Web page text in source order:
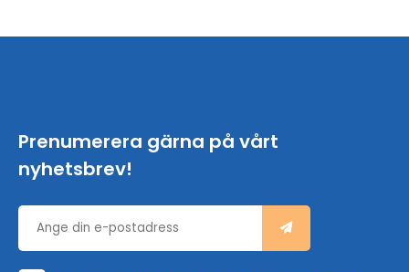
Prenumerera gärna på vårt
nyhetsbrev!